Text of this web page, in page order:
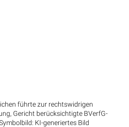
führte zur rechtswidrigen
Gericht berücksichtigte BVerfG-
KI-generiertes Bild